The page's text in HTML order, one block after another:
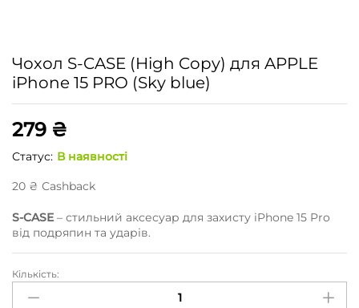
Чохол S-CASE (High Copy) для APPLE
iPhone 15 PRO (Sky blue)
279 ₴
Статус: В наявності
20 ₴ Сashback
S-CASE– стильний аксесуар для захисту iPhone 15 Pro
від подряпин та ударів.
Чохол
Кількість: